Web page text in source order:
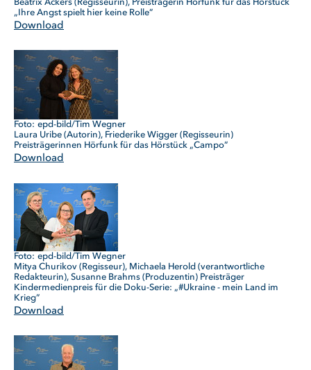
Beatrix Ackers (Regisseurin), Preisträgerin Hörfunk für das Hörstück
„Ihre Angst spielt hier keine Rolle”
Download
epd-bild/Tim Wegner
Laura Uribe (Autorin), Friederike Wigger (Regisseurin)
Preisträgerinnen Hörfunk für das Hörstück „Campo”
Download
epd-bild/Tim Wegner
Mitya Churikov (Regisseur), Michaela Herold (verantwortliche
Redakteurin), Susanne Brahms (Produzentin) Preisträger
Kindermedienpreis für die Doku-Serie: „#Ukraine - mein Land im
Krieg”
Download